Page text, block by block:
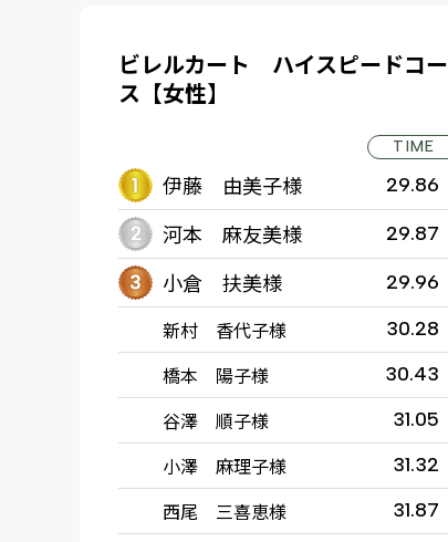
ビレルカート ハイスピードコー
ス【女性】
TIME
伊藤 由美子様 29.86
河本 麻友美様 29.87
小倉 扶美様 29.96
新村 香代子様 30.28
橋本 陽子様 30.43
谷澤 順子様 31.05
小澤 麻理子様 31.32
西尾 三喜恵様 31.87